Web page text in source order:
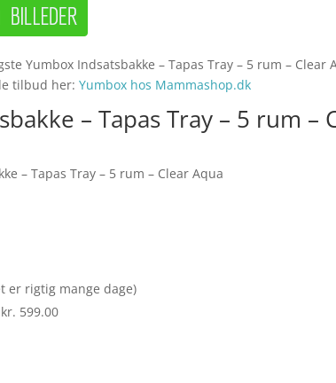
Yumbox Indsatsbakke – Tapas Tray – 5 rum – Clear
tilbud her:Yumbox hos Mammashop.dk
– Tapas Tray – 5 rum –
– Tapas Tray – 5 rum – Clear Aqua
er rigtig mange dage)
599.00